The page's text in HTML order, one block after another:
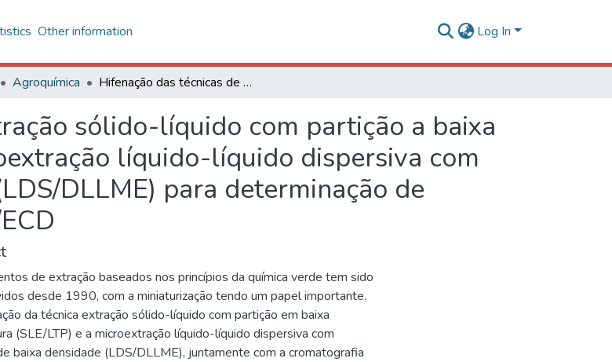
Other information Log In
Agroquímica Hifenação das técnicas de extração sólido-líquido com partição a baixa temperatura(SLE/LTP) e microextração líquido-líquido dispersiva com solvente de baixa densidade (LDS/DLLME) para determinação de agrotóxicos em solos por GC/ECD
sólido-líquido com partição a baixa
líquido-líquido dispersiva com
DLLME) para determinação de
de extração baseados nos princípios da química verde tem sido
desde 1990, com a miniaturização tendo um papel importante.
da técnica extração sólido-líquido com partição em baixa
(SLE/LTP) e a microextração líquido-líquido dispersiva com
baixa densidade (LDS/DLLME), juntamente com a cromatografia